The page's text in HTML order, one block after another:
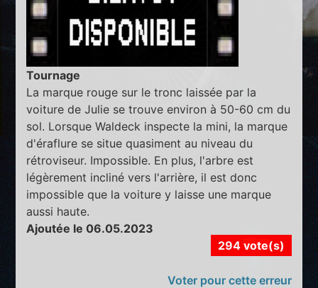
Tournage
La marque rouge sur le tronc laissée par la
voiture de Julie se trouve environ à 50-60 cm du
sol. Lorsque Waldeck inspecte la mini, la marque
d'éraflure se situe quasiment au niveau du
rétroviseur. Impossible. En plus, l'arbre est
légèrement incliné vers l'arrière, il est donc
impossible que la voiture y laisse une marque
aussi haute.
Ajoutée le 06.05.2023
294 vote(s)
Voter pour cette erreur